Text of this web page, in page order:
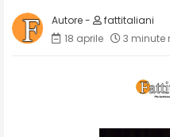
fattitaliani
18 aprile
3 minute